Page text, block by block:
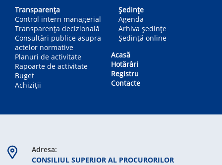
Transparența
Control intern managerial
Transparența decizională
Consultări publice asupra
actelor normative
Planuri de activitate
Rapoarte de activitate
Buget
Achiziții
Ședințe
Agenda
Arhiva ședințe
Ședință online
Acasă
Hotărâri
Registru
Contacte
Adresa:
CONSILIUL SUPERIOR AL PROCURORILOR